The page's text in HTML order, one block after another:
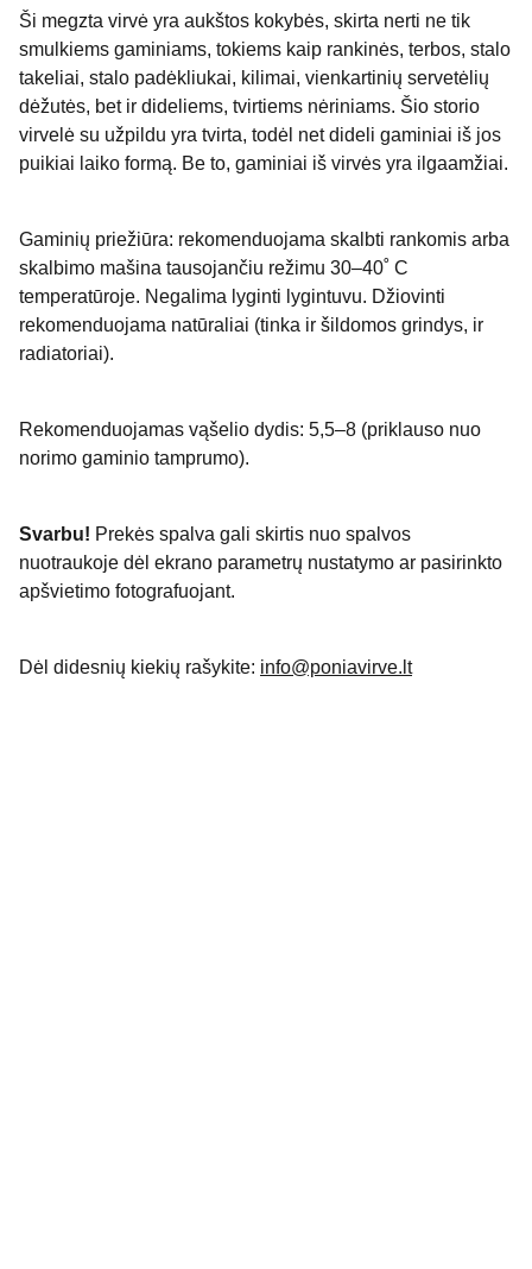
Ši megzta virvė yra aukštos kokybės, skirta nerti ne tik
smulkiems gaminiams, tokiems kaip rankinės, terbos, stalo
takeliai, stalo padėkliukai, kilimai, vienkartinių servetėlių
dėžutės, bet ir dideliems, tvirtiems nėriniams. Šio storio
virvelė su užpildu yra tvirta, todėl net dideli gaminiai iš jos
puikiai laiko formą. Be to, gaminiai iš virvės yra ilgaamžiai.
Gaminių priežiūra: rekomenduojama skalbti rankomis arba
skalbimo mašina tausojančiu režimu 30–40˚ C
temperatūroje. Negalima lyginti lygintuvu. Džiovinti
rekomenduojama natūraliai (tinka ir šildomos grindys, ir
radiatoriai).
Rekomenduojamas vąšelio dydis: 5,5–8 (priklauso nuo
norimo gaminio tamprumo).
Svarbu! Prekės spalva gali skirtis nuo spalvos
nuotraukoje dėl ekrano parametrų nustatymo ar pasirinkto
apšvietimo fotografuojant.
Dėl didesnių kiekių rašykite: info@poniavirve.lt